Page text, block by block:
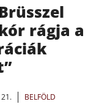
rágja a
BELFÖLD